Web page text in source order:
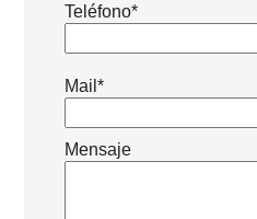
Teléfono*
Mail*
Mensaje